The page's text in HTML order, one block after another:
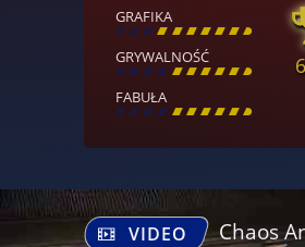
GRAFIKA
[ \ \ \ \ \ \ \ \ ]
GRYWALNOŚĆ
[ \ \ \ \ \ \ \ \ ]
FABUŁA
[ \ \ \ \ \ \ \ \ ]
VIDEO Chaos